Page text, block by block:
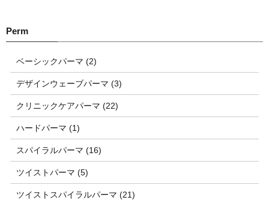
ベーシックパーマ (2)
デザインウェーブパーマ (3)
クリニックケアパーマ (22)
ハードパーマ (1)
スパイラルパーマ (16)
ツイストパーマ (5)
ツイストスパイラルパーマ (21)